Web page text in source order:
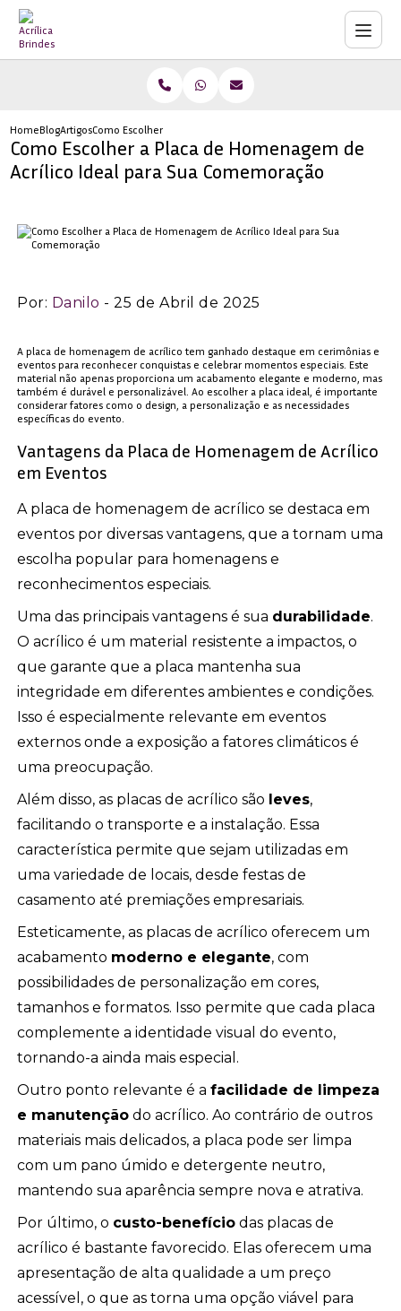
HomeBlogArtigosComo Escolher a Placa de Homenagem de Acrílico Ideal para
Como Escolher a Placa de Homenagem de
Acrílico Ideal para Sua Comemoração
Por: Danilo - 25 de Abril de 2025
A placa de homenagem de acrílico tem ganhado destaque em cerimônias e
eventos para reconhecer conquistas e celebrar momentos especiais. Este
material não apenas proporciona um acabamento elegante e moderno, mas
também é durável e personalizável. Ao escolher a placa ideal, é importante
considerar fatores como o design, a personalização e as necessidades
específicas do evento.
Vantagens da Placa de Homenagem de Acrílico
em Eventos
A placa de homenagem de acrílico se destaca em
eventos por diversas vantagens, que a tornam uma
escolha popular para homenagens e
reconhecimentos especiais.
Uma das principais vantagens é sua durabilidade.
O acrílico é um material resistente a impactos, o
que garante que a placa mantenha sua
integridade em diferentes ambientes e condições.
Isso é especialmente relevante em eventos
externos onde a exposição a fatores climáticos é
uma preocupação.
Além disso, as placas de acrílico são leves,
facilitando o transporte e a instalação. Essa
característica permite que sejam utilizadas em
uma variedade de locais, desde festas de
casamento até premiações empresariais.
Esteticamente, as placas de acrílico oferecem um
acabamento moderno e elegante, com
possibilidades de personalização em cores,
tamanhos e formatos. Isso permite que cada placa
complemente a identidade visual do evento,
tornando-a ainda mais especial.
Outro ponto relevante é afacilidade de limpeza
e manutenção do acrílico. Ao contrário de outros
materiais mais delicados, a placa pode ser limpa
com um pano úmido e detergente neutro,
mantendo sua aparência sempre nova e atrativa.
Por último, o custo-benefício das placas de
acrílico é bastante favorecido. Elas oferecem uma
apresentação de alta qualidade a um preço
acessível, o que as torna uma opção viável para